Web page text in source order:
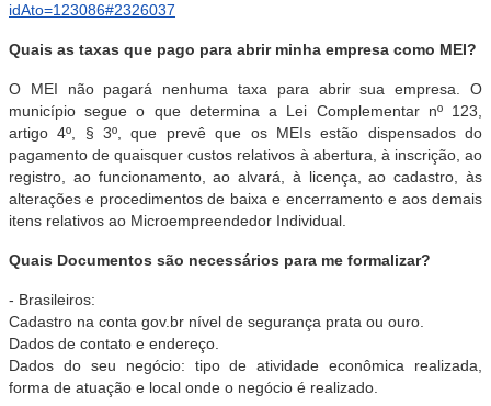
idAto=123086#2326037
Quais as taxas que pago para abrir minha empresa como MEI?
O MEI não pagará nenhuma taxa para abrir sua empresa. O
município segue o que determina a Lei Complementar nº 123,
artigo 4º, § 3º, que prevê que os MEIs estão dispensados do
pagamento de quaisquer custos relativos à abertura, à inscrição, ao
registro, ao funcionamento, ao alvará, à licença, ao cadastro, às
alterações e procedimentos de baixa e encerramento e aos demais
itens relativos ao Microempreendedor Individual.
Quais Documentos são necessários para me formalizar?
- Brasileiros:
Cadastro na conta gov.br nível de segurança prata ou ouro.
Dados de contato e endereço.
Dados do seu negócio: tipo de atividade econômica realizada,
forma de atuação e local onde o negócio é realizado.